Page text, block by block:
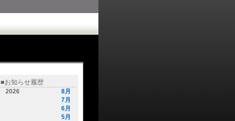
■お知らせ履歴
2026
8月
7月
6月
5月